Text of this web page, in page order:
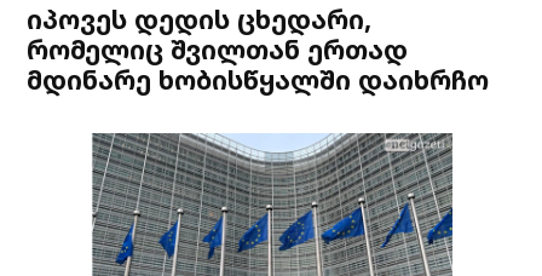
იპოვეს დედის ცხედარი,
რომელიც შვილთან ერთად
მდინარე ხობისწყალში დაიხრჩო